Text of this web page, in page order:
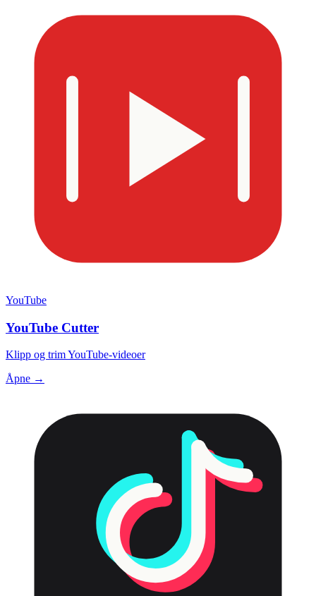
YouTube
YouTube Cutter
Klipp og trim YouTube-videoer
Åpne →